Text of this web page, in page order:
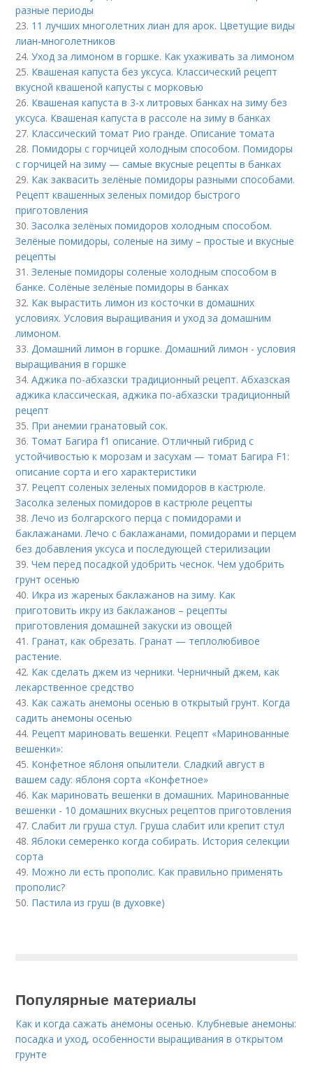
разные периоды
23. 11 лучших многолетних лиан для арок. Цветущие виды
лиан-многолетников
24.Уход за лимоном в горшке. Как ухаживать за лимоном
25. Квашеная капуста без уксуса. Классический рецепт
вкусной квашеной капусты с морковью
26. Квашеная капуста в 3-х литровых банках на зиму без
уксуса. Квашеная капуста в рассоле на зиму в банках
27. Классический томат Рио гранде. Описание томата
28. Помидоры с горчицей холодным способом. Помидоры
с горчицей на зиму — самые вкусные рецепты в банках
29. Как заквасить зелёные помидоры разными способами.
Рецепт квашенных зеленых помидор быстрого
приготовления
30.Засолка зелёных помидоров холодным способом.
Зелёные помидоры, соленые на зиму – простые и вкусные
рецепты
31.Зеленые помидоры соленые холодным способом в
банке. Солёные зелёные помидоры в банках
32. Как вырастить лимон из косточки в домашних
условиях. Условия выращивания и уход за домашним
лимоном.
33.Домашний лимон в горшке. Домашний лимон - условия
выращивания в горшке
34.Аджика по-абхазски традиционный рецепт. Абхазская
аджика классическая, аджика по-абхазски традиционный
рецепт
35. При анемии гранатовый сок.
36. Томат Багира f1 описание. Отличный гибрид с
устойчивостью к морозам и засухам — томат Багира F1:
описание сорта и его характеристики
37. Рецепт соленых зеленых помидоров в кастрюле.
Засолка зеленых помидоров в кастрюле рецепты
38.Лечо из болгарского перца с помидорами и
баклажанами. Лечо с баклажанами, помидорами и перцем
без добавления уксуса и последующей стерилизации
39.Чем перед посадкой удобрить чеснок. Чем удобрить
грунт осенью
40. Икра из жареных баклажанов на зиму. Как
приготовить икру из баклажанов – рецепты
приготовления домашней закуски из овощей
41. Гранат, как обрезать. Гранат — теплолюбивое
растение.
42. Как сделать джем из черники. Черничный джем, как
лекарственное средство
43. Как сажать анемоны осенью в открытый грунт. Когда
садить анемоны осенью
44. Рецепт мариновать вешенки. Рецепт «Маринованные
вешенки»:
45. Конфетное яблоня опылители. Сладкий август в
вашем саду: яблоня сорта «Конфетное»
46. Как мариновать вешенки в домашних. Маринованные
вешенки - 10 домашних вкусных рецептов приготовления
47.Слабит ли груша стул. Груша слабит или крепит стул
48.Яблоки семеренко когда собирать. История селекции
сорта
49. Можно ли есть прополис. Как правильно применять
прополис?
50. Пастила из груш (в духовке)
Популярные материалы
Как и когда сажать анемоны осенью. Клубневые анемоны:
посадка и уход, особенности выращивания в открытом
грунте